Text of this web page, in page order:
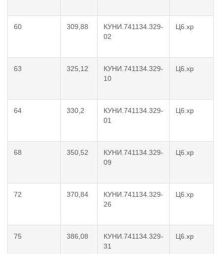
60 309,88
КУНИ.741134.329-
02
Ц6.хр
63 325,12
КУНИ.741134.329-
10
Ц6.хр
64 330,2
КУНИ.741134.329-
01
Ц6.хр
68 350,52
КУНИ.741134.329-
09
Ц6.хр
72 370,84
КУНИ.741134.329-
26
Ц6.хр
75 386,08
КУНИ.741134.329-
31
Ц6.хр